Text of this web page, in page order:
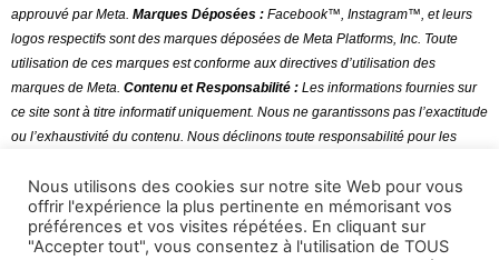
approuvé par Meta. Marques Déposées : Facebook™, Instagram™, et leurs
logos respectifs sont des marques déposées de Meta Platforms, Inc. Toute
utilisation de ces marques est conforme aux directives d’utilisation des
marques de Meta. Contenu et Responsabilité : Les informations fournies sur
ce site sont à titre informatif uniquement. Nous ne garantissons pas l’exactitude
ou l’exhaustivité du contenu. Nous déclinons toute responsabilité pour les
Nous utilisons des cookies sur notre site Web pour vous
offrir l'expérience la plus pertinente en mémorisant vos
préférences et vos visites répétées. En cliquant sur
"Accepter tout", vous consentez à l'utilisation de TOUS